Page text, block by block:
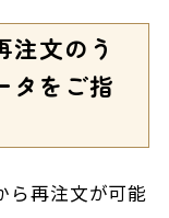
注文のう
タをご指
ら再注文が可能